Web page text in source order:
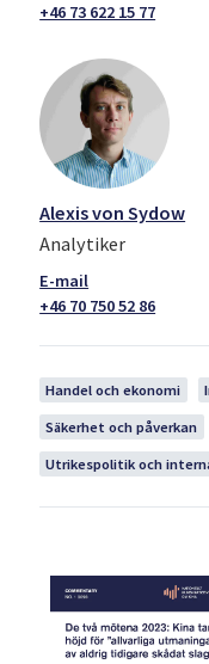
+46 73 622 15 77
Alexis von Sydow
Analytiker
+46 70 750 52 86
Handel och ekonomi
Säkerhet och påverkan
Utrikespolitik och